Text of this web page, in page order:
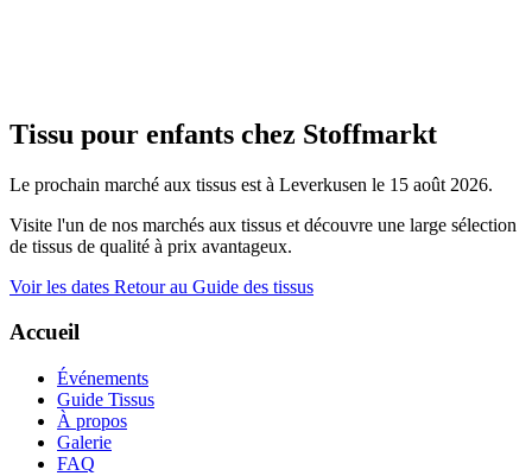
Tissu pour enfants chez Stoffmarkt
Le prochain marché aux tissus est à Leverkusen le 15 août 2026.
Visite l'un de nos marchés aux tissus et découvre une large sélection
de tissus de qualité à prix avantageux.
Voir les dates Retour au Guide des tissus
Accueil
Événements
Guide Tissus
À propos
Galerie
FAQ